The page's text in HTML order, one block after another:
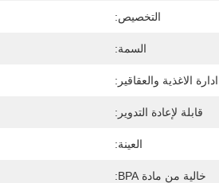
التخصيص:
السمة:
الاغذية والعقاقير:
قابلة لإعادة التدوير:
العينة:
خالية من مادة BPA: